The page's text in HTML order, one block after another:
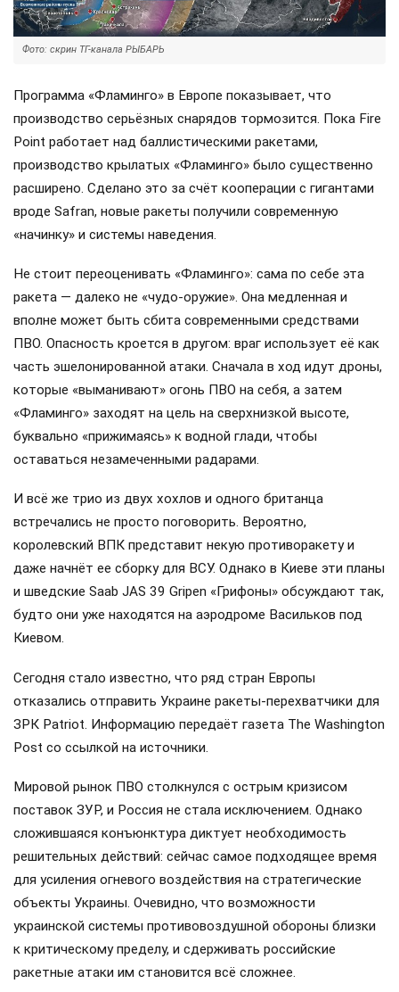
Фото: скрин ТГ-канала РЫБАРЬ
Программа «Фламинго» в Европе показывает, что
производство серьёзных снарядов тормозится. Пока Fire
Point работает над баллистическими ракетами,
производство крылатых «Фламинго» было существенно
расширено. Сделано это за счёт кооперации с гигантами
вроде Safran, новые ракеты получили современную
«начинку» и системы наведения.
Не стоит переоценивать «Фламинго»: сама по себе эта
ракета — далеко не «чудо-оружие». Она медленная и
вполне может быть сбита современными средствами
ПВО. Опасность кроется в другом: враг использует её как
часть эшелонированной атаки. Сначала в ход идут дроны,
которые «выманивают» огонь ПВО на себя, а затем
«Фламинго» заходят на цель на сверхнизкой высоте,
буквально «прижимаясь» к водной глади, чтобы
оставаться незамеченными радарами.
И всё же трио из двух хохлов и одного британца
встречались не просто поговорить. Вероятно,
королевский ВПК представит некую противоракету и
даже начнёт ее сборку для ВСУ. Однако в Киеве эти планы
и шведские Saab JAS 39 Gripen «Грифоны» обсуждают так,
будто они уже находятся на аэродроме Васильков под
Киевом.
Сегодня стало известно, что ряд стран Европы
отказались отправить Украине ракеты-перехватчики для
ЗРК Patriot. Информацию передаёт газета The Washington
Post со ссылкой на источники.
Мировой рынок ПВО столкнулся с острым кризисом
поставок ЗУР, и Россия не стала исключением. Однако
сложившаяся конъюнктура диктует необходимость
решительных действий: сейчас самое подходящее время
для усиления огневого воздействия на стратегические
объекты Украины. Очевидно, что возможности
украинской системы противовоздушной обороны близки
к критическому пределу, и сдерживать российские
ракетные атаки им становится всё сложнее.